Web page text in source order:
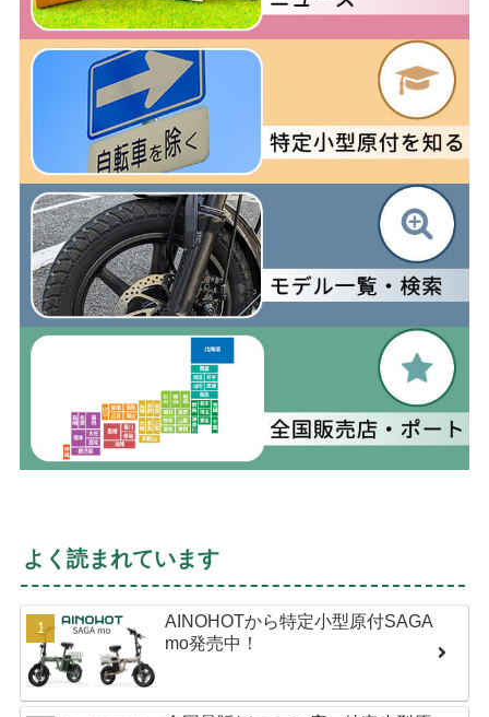
よく読まれています
AINOHOTから特定小型原付SAGA
mo発売中！